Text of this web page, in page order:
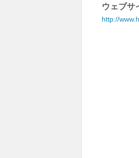
ウェブサ
http://